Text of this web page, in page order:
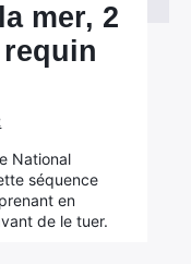
mer, 2
National
séquence
en
de le tuer.